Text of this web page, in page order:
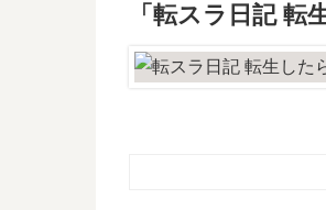
「転スラ日記